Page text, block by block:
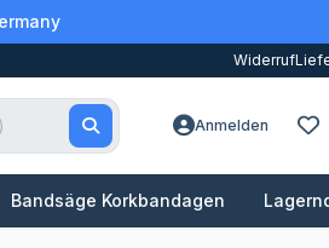
Widerruf
Anmelden
Bandsäge Korkbandagen